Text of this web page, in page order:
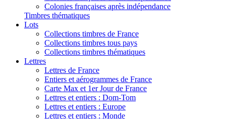
Colonies françaises après indépendance
Timbres thématiques
Lots
Collections timbres de France
Collections timbres tous pays
Collections timbres thématiques
Lettres
Lettres de France
Entiers et aérogrammes de France
Carte Max et 1er Jour de France
Lettres et entiers : Dom-Tom
Lettres et entiers : Europe
Lettres et entiers : Monde